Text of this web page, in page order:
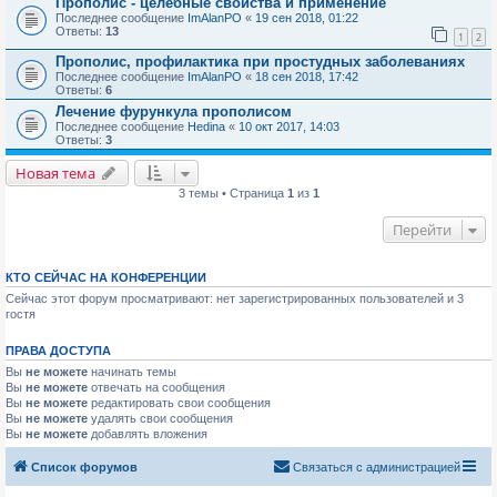
Последнее сообщение ImAlanPO « 19 сен 2018, 01:22
Ответы: 13 1 2
Прополис, профилактика при простудных заболеваниях
Последнее сообщение ImAlanPO « 18 сен 2018, 17:42
Ответы: 6
Лечение фурункула прополисом
Последнее сообщение Hedina « 10 окт 2017, 14:03
Ответы: 3
Новая тема
3 темы • Страница 1 из 1
Перейти
КТО СЕЙЧАС НА КОНФЕРЕНЦИИ
Сейчас этот форум просматривают: нет зарегистрированных пользователей и 3
гостя
ПРАВА ДОСТУПА
Вы не можете начинать темы
Вы не можете отвечать на сообщения
Вы не можете редактировать свои сообщения
Вы не можете удалять свои сообщения
Вы не можете добавлять вложения
Список форумов Связаться с администрацией